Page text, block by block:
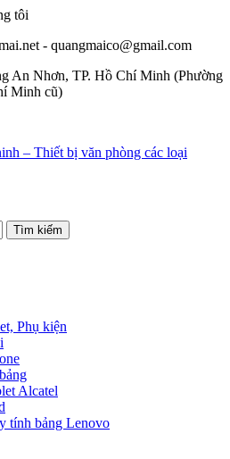
tôi
- quangmaico@gmail.com
An Nhơn, TP. Hồ Chí Minh (Phường
Minh cũ)
Tìm kiếm
Phụ kiện
Alcatel
tính bảng Lenovo